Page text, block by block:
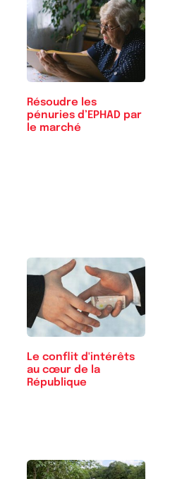
Résoudre les
pénuries d’EPHAD par
le marché
Le conflit d'intérêts
au cœur de la
République